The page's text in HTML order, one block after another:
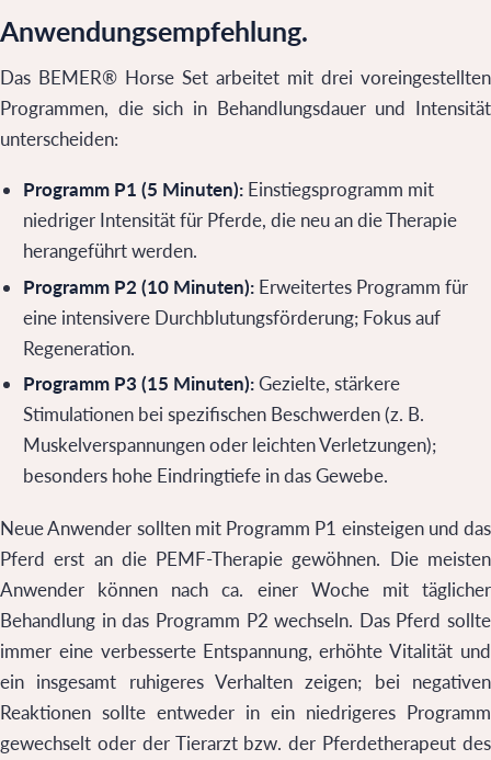
Anwendungsempfehlung.
Das BEMER® Horse Set arbeitet mit drei voreingestellten
Programmen, die sich in Behandlungsdauer und Intensität
unterscheiden:
Programm P1 (5 Minuten):Einstiegsprogramm mit
niedriger Intensität für Pferde, die neu an die Therapie
herangeführt werden.
Programm P2 (10 Minuten):Erweitertes Programm für
eine intensivere Durchblutungsförderung; Fokus auf
Regeneration.
Programm P3 (15 Minuten):Gezielte, stärkere
Stimulationen bei spezifischen Beschwerden (z. B.
Muskelverspannungen oder leichten Verletzungen);
besonders hohe Eindringtiefe in das Gewebe.
Neue Anwender sollten mit Programm P1 einsteigen und das
Pferd erst an die PEMF-Therapie gewöhnen. Die meisten
Anwender können nach ca. einer Woche mit täglicher
Behandlung in das Programm P2 wechseln. Das Pferd sollte
immer eine verbesserte Entspannung, erhöhte Vitalität und
ein insgesamt ruhigeres Verhalten zeigen; bei negativen
Reaktionen sollte entweder in ein niedrigeres Programm
gewechselt oder der Tierarzt bzw. der Pferdetherapeut des